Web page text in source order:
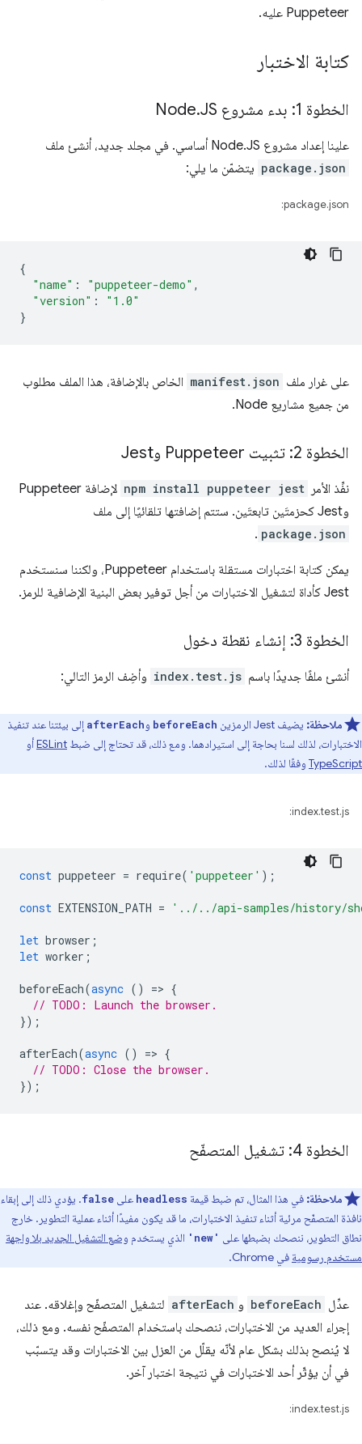
Puppeteer عليه.
كتابة الاختبار
الخطوة 1: بدء مشروع Node .JS
علينا إعداد مشروع Node.JS أساسي. في مجلد جديد، أنشئ ملف
package.json يتضمّن ما يلي:
package.json:
{
"name" : "puppeteer-demo" ,
"version" :
"1.0"
}
على غرار ملف manifest.json الخاص بالإضافة، هذا الملف مطلوب
من جميع مشاريع Node.
الخطوة 2: تثبيت Puppeteer وJest
نفِّذ الأمر npm install puppeteer jest
لإضافة Puppeteer
وJest كحزمتَين تابعتَين. ستتم إضافتها تلقائيًا إلى ملف
package.json
.
يمكن كتابة اختبارات مستقلة باستخدام Puppeteer، ولكننا سنستخدم
Jest كأداة لتشغيل الاختبارات من أجل توفير بعض البنية الإضافية للرمز.
الخطوة 3: إنشاء نقطة دخول
أنشئ ملفًا جديدًا باسم index.test.js وأضِف الرمز التالي:
ملاحظة: يضيف Jest الرمزين beforeEach وafterEach إلى بيئتنا عند تنفيذ
الاختبارات، لذلك لسنا بحاجة إلى استيرادهما. ومع ذلك، قد تحتاج إلى ضبط ESLintأو
TypeScript وفقًا لذلك.
index.test.js:
const puppeteer = require( 'puppeteer' );
const EXTENSION_PATH = '../../api-samples/history/
let browser ;
let worker ;
beforeEach(async () => {
// TODO: Launch the browser.
});
afterEach(async () => {
// TODO: Close the browser.
});
الخطوة 4: تشغيل المتصفّح
ملاحظة: في هذا المثال، تم ضبط قيمة headless على false. يؤدي ذلك إلى إبقاء
نافذة المتصفّح مرئية أثناء تنفيذ الاختبارات، ما قد يكون مفيدًا أثناء عملية التطوير. خارج
نطاق التطوير، ننصحك بضبطها على 'new' الذي يستخدم وضع التشغيل الجديد بلا واجهة
مستخدم رسومية في Chrome.
عدِّل beforeEach و afterEach لتشغيل المتصفّح وإغلاقه. عند
إجراء العديد من الاختبارات، ننصحك باستخدام المتصفّح نفسه. ومع ذلك،
لا يُنصح بذلك بشكل عام لأنّه يقلّل من العزل بين الاختبارات وقد يتسبّب
في أن يؤثّر أحد الاختبارات في نتيجة اختبار آخر.
index.test.js: